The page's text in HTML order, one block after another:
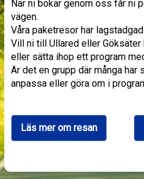
När ni bokar genom oss får ni
vägen.
Våra paketresor har
Vill ni till Ullared eller Göksäter
eller sätta ihop ett program
Är det en grupp där många har
anpassa eller göra om i
Läs mer om resan